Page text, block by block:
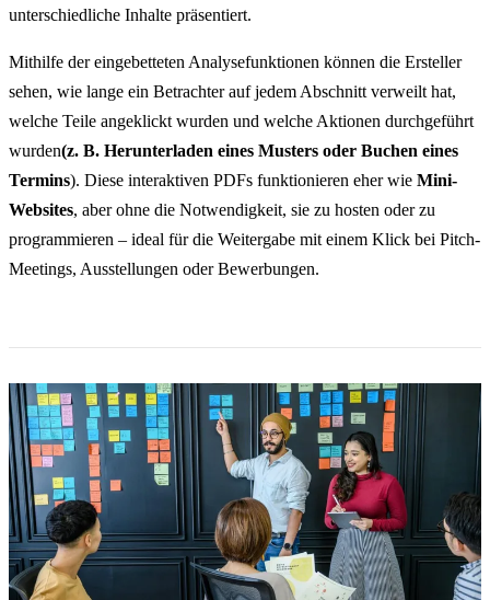
unterschiedliche Inhalte präsentiert.
Mithilfe der eingebetteten Analysefunktionen können die Ersteller
sehen, wie lange ein Betrachter auf jedem Abschnitt verweilt hat,
welche Teile angeklickt wurden und welche Aktionen durchgeführt
wurden(z. B. Herunterladen eines Musters oder Buchen eines
Termins). Diese interaktiven PDFs funktionieren eher wie Mini-
Websites, aber ohne die Notwendigkeit, sie zu hosten oder zu
programmieren – ideal für die Weitergabe mit einem Klick bei Pitch-
Meetings, Ausstellungen oder Bewerbungen.